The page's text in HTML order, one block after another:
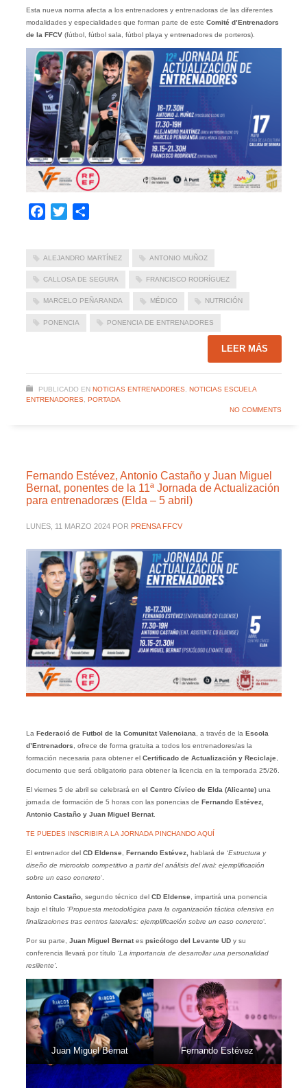
Esta nueva norma afecta a los entrenadores y entrenadoras de las diferentes
modalidades y especialidades que forman parte de este Comité d’Entrenadors
de la FFCV(fútbol, fútbol sala, fútbol playa y entrenadores de porteros).
Facebook
Twitter
ALEJANDRO MARTÍNEZ ANTONIO MUÑOZ
CALLOSA DE SEGURA FRANCISCO RODRÍGUEZ
MARCELO PEÑARANDA MÉDICO NUTRICIÓN
PONENCIA PONENCIA DE ENTRENADORES
LEER MÁS
PUBLICADO EN NOTICIAS ENTRENADORES, NOTICIAS ESCUELA
ENTRENADORES, PORTADA
NO COMMENTS
Fernando Estévez, Antonio Castaño y Juan Miguel
Bernat, ponentes de la 11ª Jornada de Actualización
para entrenadoræs (Elda – 5 abril)
LUNES, 11 MARZO 2024 POR PRENSA FFCV
La Federació de Futbol de la Comunitat Valenciana , a través de la Escola
d’Entrenadors , ofrece de forma gratuita a todos los entrenadores/as la
formación necesaria para obtener el Certificado de Actualización y Reciclaje,
documento que será obligatorio para obtener la licencia en la temporada 25/26.
El viernes 5 de abril se celebrará en el Centro Cívico de Elda (Alicante)una
jornada de formación de 5 horas con las ponencias de Fernando Estévez,
Antonio Castaño y Juan Miguel Bernat.
TE PUEDES INSCRIBIR ALA JORNADA PINCHANDO AQUÍ
El entrenador del CD Eldense, Fernando Estévez, hablará de ‘Estructura y
diseño de microciclo competitivo a partir del análisis del rival: ejemplificación
sobre un caso concreto‘.
Antonio Castaño, segundo técnico del CD Eldense, impartirá una ponencia
bajo el título ‘Propuesta metodológica para la organización táctica ofensiva en
finalizaciones tras centros laterales: ejemplificación sobre un caso concreto‘.
Por su parte, Juan Miguel Bernates psicólogo del Levante UDy su
conferencia llevará por título ‘La importancia de desarrollar una personalidad
resiliente’.
Juan Miguel Bernat Fernando Estévez